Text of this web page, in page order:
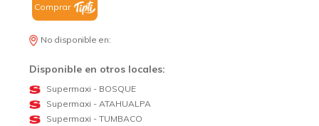
Comprar
No disponible en:
Disponible en otros locales:
Supermaxi - BOSQUE
Supermaxi - ATAHUALPA
Supermaxi - TUMBACO